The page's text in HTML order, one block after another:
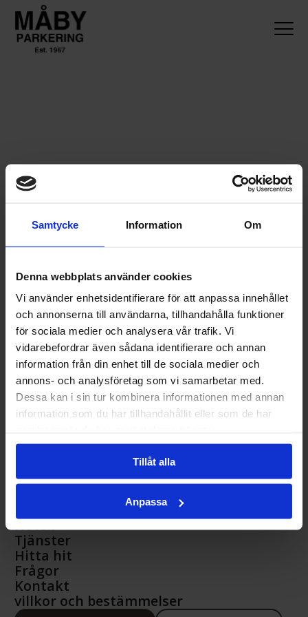
Samtycke Information Om
Denna webbplats använder cookies
Vi använder enhetsidentifierare för att anpassa innehållet
och annonserna till användarna, tillhandahålla funktioner
för sociala medier och analysera vår trafik. Vi
vidarebefordrar även sådana identifierare och annan
information från din enhet till de sociala medier och
annons- och analysföretag som vi samarbetar med.
Dessa kan i sin tur kombinera informationen med annan
information som du har tillhandahållit eller som de har
Tillåt alla
Anpassa
© Måby Park
All rights reserved
Måby Park AB Måby 111, 195 91
Märsta
hotell@mabypark.se
parkering@mabypark.se
08 – 591 131 40
Hotell
Tjänster
Hitta hit
Frågor
Kontakt
villkor och bestämmelser